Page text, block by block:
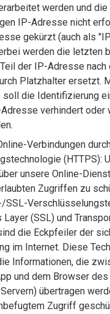
werden und die
IP-Adresse nicht
gekürzt (auch als
werden die letzten
der IP-Adresse nach
Platzhalter ersetzt.
die Identifizierung
verhindert oder
Verbindungen
(HTTPS):
unsere Online-
Zugriffen zu
SSL-
(SSL) und
die Eckpfeiler der
im Internet. Diese
Informationen, die
und dem Browser
übertragen
Zugriff